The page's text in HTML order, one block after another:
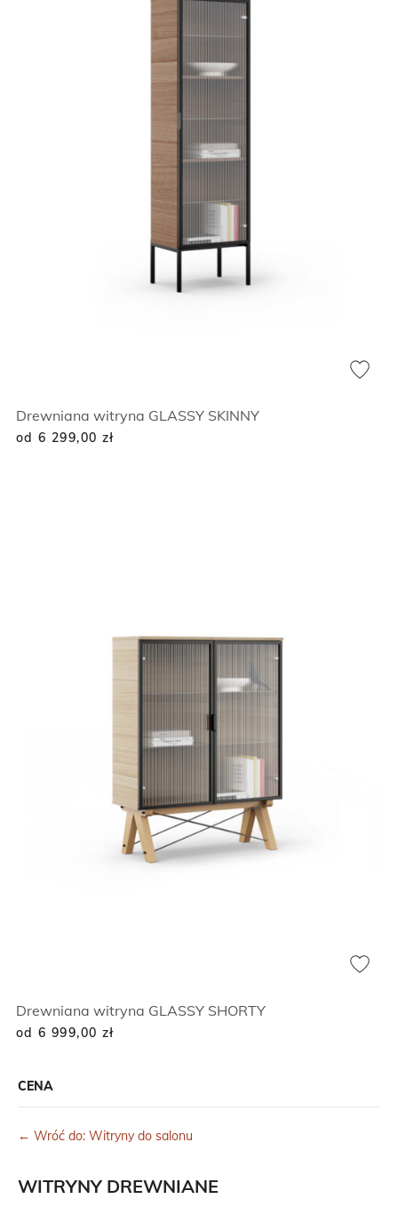
CENA
← Wróć do: Witryny do salonu
WITRYNY DREWNIANE
Drewniana witryna GLASSY SKINNY
od 6 299,00 zł
Drewniana witryna GLASSY SHORTY
od 6 999,00 zł